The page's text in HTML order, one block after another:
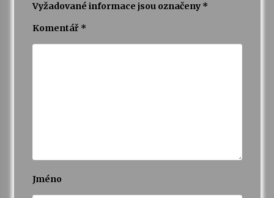
Vyžadované informace jsou označeny *
Komentář *
Jméno